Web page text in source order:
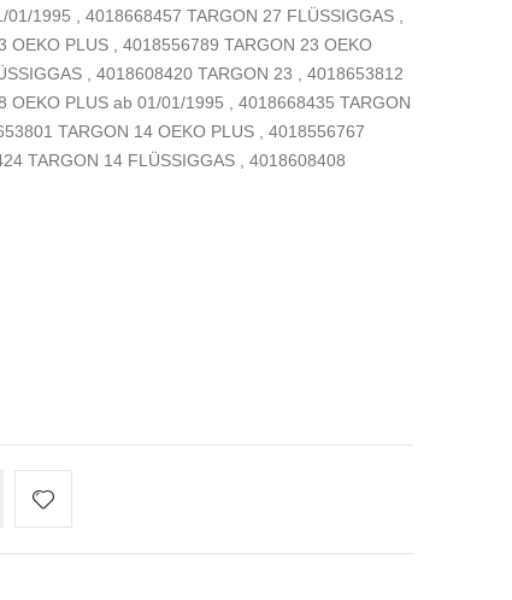
1995 , 4018668457 TARGON 27 FLÜSSIGGAS ,
PLUS , 4018556789 TARGON 23 OEKO
, 4018608420 TARGON 23 , 4018653812
OEKO PLUS ab 01/01/1995 , 4018668435 TARGON
TARGON 14 OEKO PLUS , 4018556767
TARGON 14 FLÜSSIGGAS , 4018608408